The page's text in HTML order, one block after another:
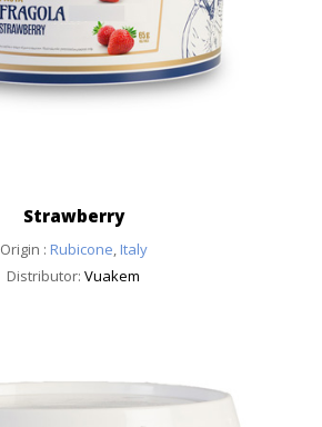
Strawberry
Origin : Rubicone, Italy
Distributor: Vuakem